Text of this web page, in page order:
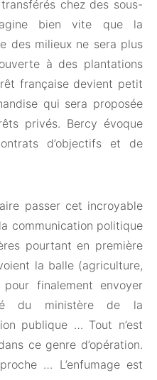
chez des sous-
bien vite que la
des milieux ne sera plus
à des plantations
française devient petit
qui sera proposée
privés. Bercy évoque
d’objectifs et de
passer cet incroyable
communication politique
pourtant en première
la balle (agriculture,
pour finalement envoyer
du ministère de la
publique … Tout n’est
ce genre d’opération.
… L’enfumage est